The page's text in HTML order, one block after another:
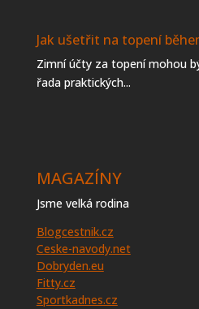
Jak ušetřit na topení
Zimní účty za topení mohou
řada praktických...
MAGAZÍNY
Jsme velká rodina
Blogcestnik.cz
Ceske-navody.net
Dobryden.eu
Fitty.cz
Sportkadnes.cz